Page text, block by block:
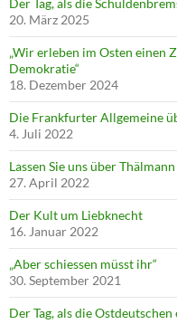
Der Tag, als die
20. März 2025
„Wir erleben im Osten einen
Demokratie“
18. Dezember 2024
Die Frankfurter Allgemeine
4. Juli 2022
Lassen Sie uns über
27. April 2022
Der Kult um Liebknecht
16. Januar 2022
„Aber schiessen müsst ihr“
30. September 2021
Der Tag, als die